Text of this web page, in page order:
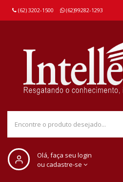
(62) 3202-1500 (62)99282-1293
Olá, faça seu login
ou cadastre-se